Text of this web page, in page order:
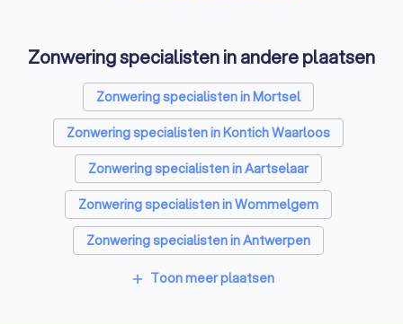
Schrijnwerkers in Hove
Warmtepomp installateurs in Hove
Badkamer installateurs in Hove
Glashandels in Hove
EPC-keurders in Hove
Klusjesmannen in Hove
Zonwering specialisten in andere plaatsen
Zonwering specialisten in Mortsel
Zonwering specialisten in Kontich Waarloos
Zonwering specialisten in Aartselaar
Zonwering specialisten in Wommelgem
Zonwering specialisten in Antwerpen
Zonwering specialisten in Antwerpen Merksem
add Toon meer plaatsen